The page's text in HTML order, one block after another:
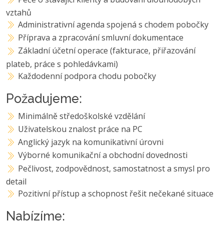
vztahů
Administrativní agenda spojená s chodem pobočky
Příprava a zpracování smluvní dokumentace
Základní účetní operace (fakturace, přiřazování
plateb, práce s pohledávkami)
Každodenní podpora chodu pobočky
Požadujeme:
Minimálně středoškolské vzdělání
Uživatelskou znalost práce na PC
Anglický jazyk na komunikativní úrovni
Výborné komunikační a obchodní dovednosti
Pečlivost, zodpovědnost, samostatnost a smysl pro
detail
Pozitivní přístup a schopnost řešit nečekané situace
Nabízíme: